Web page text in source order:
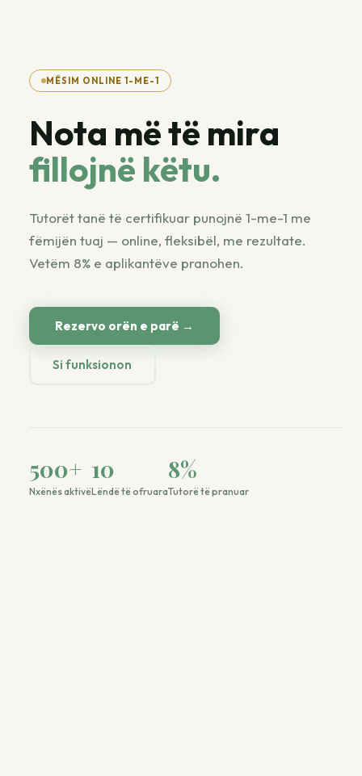
MËSIM ONLINE 1-ME-1
Nota më të mira
fillojnë këtu.
Tutorët tanë të certifikuar punojnë 1-me-1 me
fëmijën tuaj — online, fleksibël, me rezultate.
Vetëm 8% e aplikantëve pranohen.
Rezervo orën e parë →
Si funksionon
500+
Nxënës aktivë
10
Lëndë të ofruara
8%
Tutorë të pranuar